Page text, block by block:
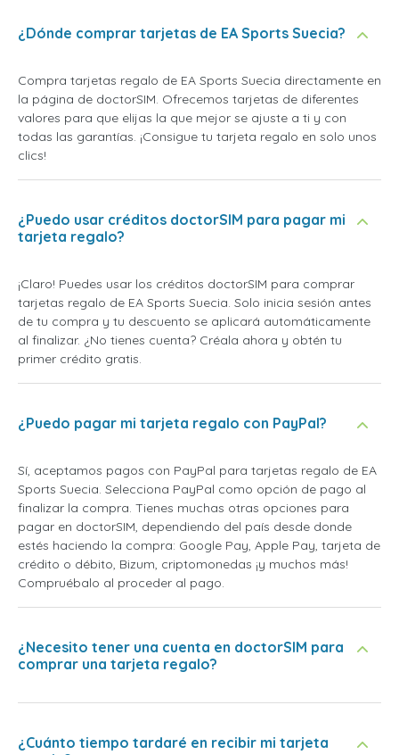
¿Dónde comprar tarjetas de EA Sports Suecia?
Compra tarjetas regalo de EA Sports Suecia directamente en
la página de doctorSIM. Ofrecemos tarjetas de diferentes
valores para que elijas la que mejor se ajuste a ti y con
todas las garantías. ¡Consigue tu tarjeta regalo en solo unos
clics!
¿Puedo usar créditos doctorSIM para pagar mi
tarjeta regalo?
¡Claro! Puedes usar los créditos doctorSIM para comprar
tarjetas regalo de EA Sports Suecia. Solo inicia sesión antes
de tu compra y tu descuento se aplicará automáticamente
al finalizar. ¿No tienes cuenta? Créala ahora y obtén tu
primer crédito gratis.
¿Puedo pagar mi tarjeta regalo con PayPal?
Sí, aceptamos pagos con PayPal para tarjetas regalo de EA
Sports Suecia. Selecciona PayPal como opción de pago al
finalizar la compra. Tienes muchas otras opciones para
pagar en doctorSIM, dependiendo del país desde donde
estés haciendo la compra: Google Pay, Apple Pay, tarjeta de
crédito o débito, Bizum, criptomonedas ¡y muchos más!
Compruébalo al proceder al pago.
¿Necesito tener una cuenta en doctorSIM para
comprar una tarjeta regalo?
¿Cuánto tiempo tardaré en recibir mi tarjeta